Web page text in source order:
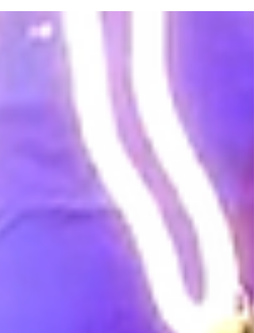
menos dos civiles muertos en la provincia de
Kursk. Ante la frecuencia de semejantes
treguas propuestas. El analista internacional
sociólogo Eric Calcagno asegura que Ucrania
Europa están en un "callejón sin salida" y debe